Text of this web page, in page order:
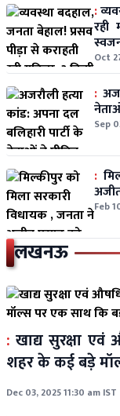
:
Oct
:
Sep
:
Feb
लखनऊ
: खाद्य सुरक्षा
शहर के कई बड़े
Dec 03, 2025 11:30 am IST